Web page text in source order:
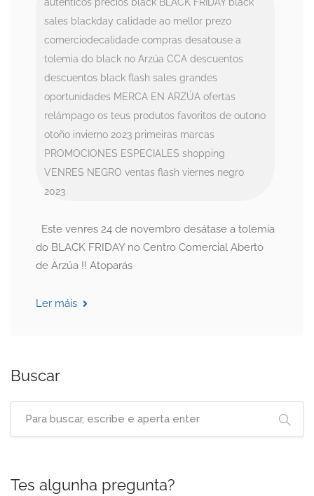
sales blackday calidade ao mellor prezo
comerciodecalidade compras desatouse a
tolemia do black no Arzúa CCA descuentos
descuentos black flash sales grandes
oportunidades MERCA EN ARZÚA ofertas
relámpago os teus produtos favoritos de outono
otoño invierno 2023 primeiras marcas
PROMOCIONES ESPECIALES shopping
VENRES NEGRO ventas flash viernes negro
2023
Este venres 24 de novembro desátase a tolemia
do BLACK FRIDAY no Centro Comercial Aberto
de Arzúa !! Atoparás
Ler máis
Buscar
Tes algunha pregunta?